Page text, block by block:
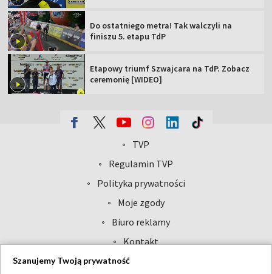
Do ostatniego metra! Tak walczyli na
finiszu 5. etapu TdP
Etapowy triumf Szwajcara na TdP. Zobacz
ceremonię [WIDEO]
TVP
Abonament TVP
Sklep TVP
Biuro Reklamy
Oferta Handlowa
Telegazeta ogłoszenia
Emisja w TVP
Regulamin TVP
Polityka prywatności
Moje zgody
Biuro reklamy
Kontakt
Szanujemy Twoją prywatność